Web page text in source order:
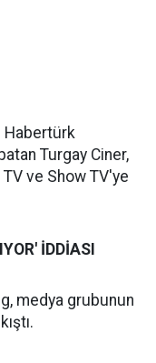
Habertürk
Turgay Ciner,
ve Show TV'ye
İDDİASI
medya grubunun